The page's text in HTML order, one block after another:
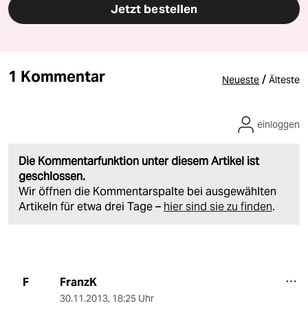
Jetzt bestellen
1 Kommentar Neueste / Älteste
Die Kommentarfunktion unter diesem Artikel ist
geschlossen.
Wir öffnen die Kommentarspalte bei ausgewählten
Artikeln für etwa drei Tage – hier sind sie zu finden.
einloggen
F FranzK
30.11.2013, 18:25 Uhr